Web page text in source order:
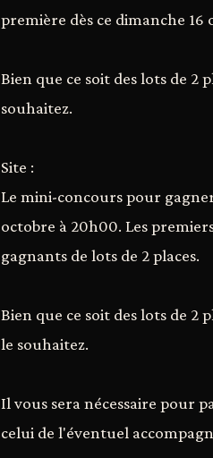
première dès ce dimanche 16
Bien que ce soit des lots de 2
souhaitez.
Site :
Le mini-concours pour
octobre à 20h00. Les
gagnants de lots de 2 places.
Bien que ce soit des lots de 2
le souhaitez.
Il vous sera nécessaire pour
celui de l'éventuel